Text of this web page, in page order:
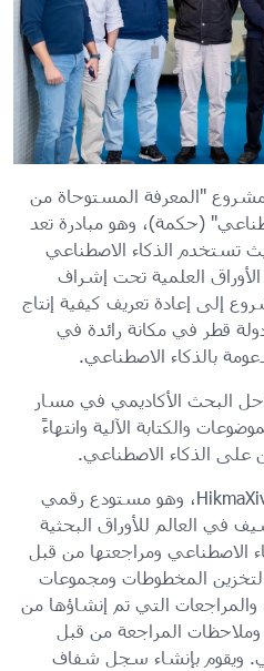
"المعرفة المستوحاة من
(حكمة)، وهو مبادرة تعد
تستخدم الذكاء الاصطناعي
الأوراق العلمية تحت إشراف
إلى إعادة تعريف كيفية إنتاج
قطر في مكانة رائدة في
بالذكاء الاصطناعي.
البحث الأكاديمي في مسار
والكتابة الآلية وانتهاءً
على الذكاء الاصطناعي.
ويتمحور المشروع حول منصة HikmaXiv، وهو مستودع رقمي
في العالم للأوراق البحثية
الاصطناعي ومراجعتها من قبل
المخطوطات ومجموعات
والمراجعات التي تم إنشاؤها من
وملاحظات المراجعة من قبل
ويقوم بإنشاء سجل شفاف